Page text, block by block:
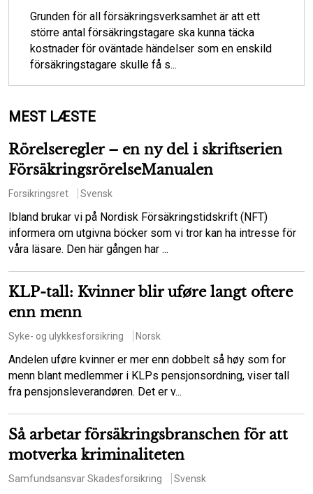
MEST LÆSTE
Rörelseregler – en ny del i skriftserien
FörsäkringsrörelseManualen
Forsikringsret Svensk
Ibland brukar vi på Nordisk Försäkringstidskrift (NFT)
informera om utgivna böcker som vi tror kan ha intresse för
våra läsare. Den här gången har ...
KLP-tall: Kvinner blir uføre langt oftere
enn menn
Syke- og ulykkesforsikring Norsk
Andelen uføre kvinner er mer enn dobbelt så høy som for
menn blant medlemmer i KLPs pensjonsordning, viser tall
fra pensjonsleverandøren. Det er v...
Så arbetar försäkringsbranschen för att
motverka kriminaliteten
SamfundsansvarSkadesforsikring Svensk
Grunden för all försäkringsverksamhet är att ett
större antal försäkringstagare ska kunna täcka
kostnader för oväntade händelser som en enskild
försäkringstagare skulle få s...